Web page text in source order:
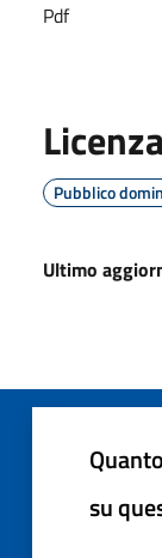
Pdf
Pubblico
Ultimo
su